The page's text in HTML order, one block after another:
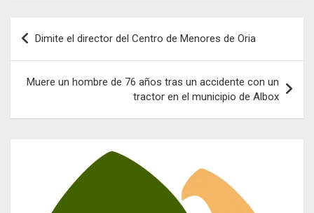
Navegación
de
entradas
Dimite el director del Centro de Menores de Oria
Muere un hombre de 76 años tras un accidente con un
tractor en el municipio de Albox